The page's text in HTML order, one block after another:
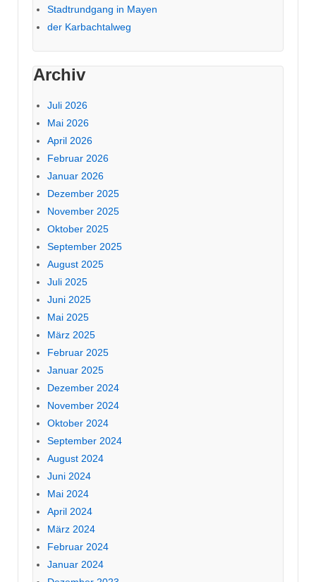
Stadtrundgang in Mayen
der Karbachtalweg
Archiv
Juli 2026
Mai 2026
April 2026
Februar 2026
Januar 2026
Dezember 2025
November 2025
Oktober 2025
September 2025
August 2025
Juli 2025
Juni 2025
Mai 2025
März 2025
Februar 2025
Januar 2025
Dezember 2024
November 2024
Oktober 2024
September 2024
August 2024
Juni 2024
Mai 2024
April 2024
März 2024
Februar 2024
Januar 2024